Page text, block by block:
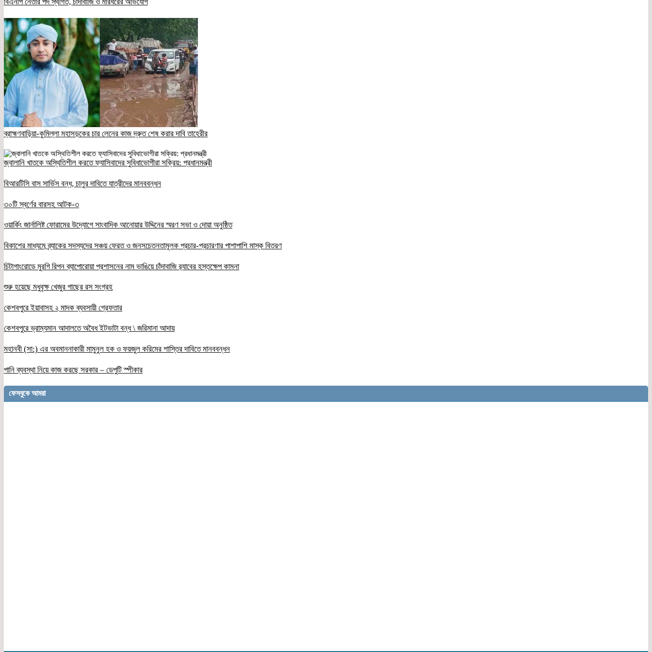
ব্রাহ্মণবাড়িয়া-কুমিল্লা মহাসড়কের চার লেনের কাজ দ্রুত শেষ করার দাবি তাহেরীর
জ্বালানি খাতকে অস্থিতিশীল করতে ফ্যাসিবাদের সুবিধাভোগীরা সক্রিয়: প্রধানমন্ত্রী
বিআরটিসি বাস সার্ভিস বন্ধ, চালুর দাবিতে যাত্রীদের মানববন্ধন
৩০টি স্বর্ণের বারসহ আটক-৩
ওয়ার্কিং জার্নালিষ্ট ফোরামের উদ্যোগে সাংবাদিক আনোয়ার উদ্দিনের স্মরণ সভা ও দোয়া অনুষ্ঠিত
বিকাশের মাধ্যমে ব্র্যাকের সদস্যদের সঞ্চয় ফেরত ও জনসচেতনতামূলক প্রচার-প্রচারণার পাশাপাশি মাস্ক বিতরণ
চিটাগাংরোডে মুরগি রিপন ব্যাপোরোয়া প্রশাসনের নাম ভাঙিয়ে চাঁদাবাজি র‌্যাবের হস্তক্ষেপ কামনা
শুরু হয়েছে মধুবৃক্ষ খেজুর গাছের রস সংগ্রহ
কেশবপুরে ইয়াবাসহ ২ মাদক ব্যবসায়ী গ্রেফতার
কেশবপুরে ভ্রাম্যমান আদালতে অবৈধ ইটভাটা বন্ধ \ জরিমানা আদায়
মহানবী (সা:) এর অবমাননাকারী মামুনুল হক ও ফয়জুল করিমের শাস্তির দাবিতে মানববন্ধন
পানি ব্যবস্থা নিয়ে কাজ করছে সরকার – ডেপুটি স্পীকার
ফেসবুকে আমরা